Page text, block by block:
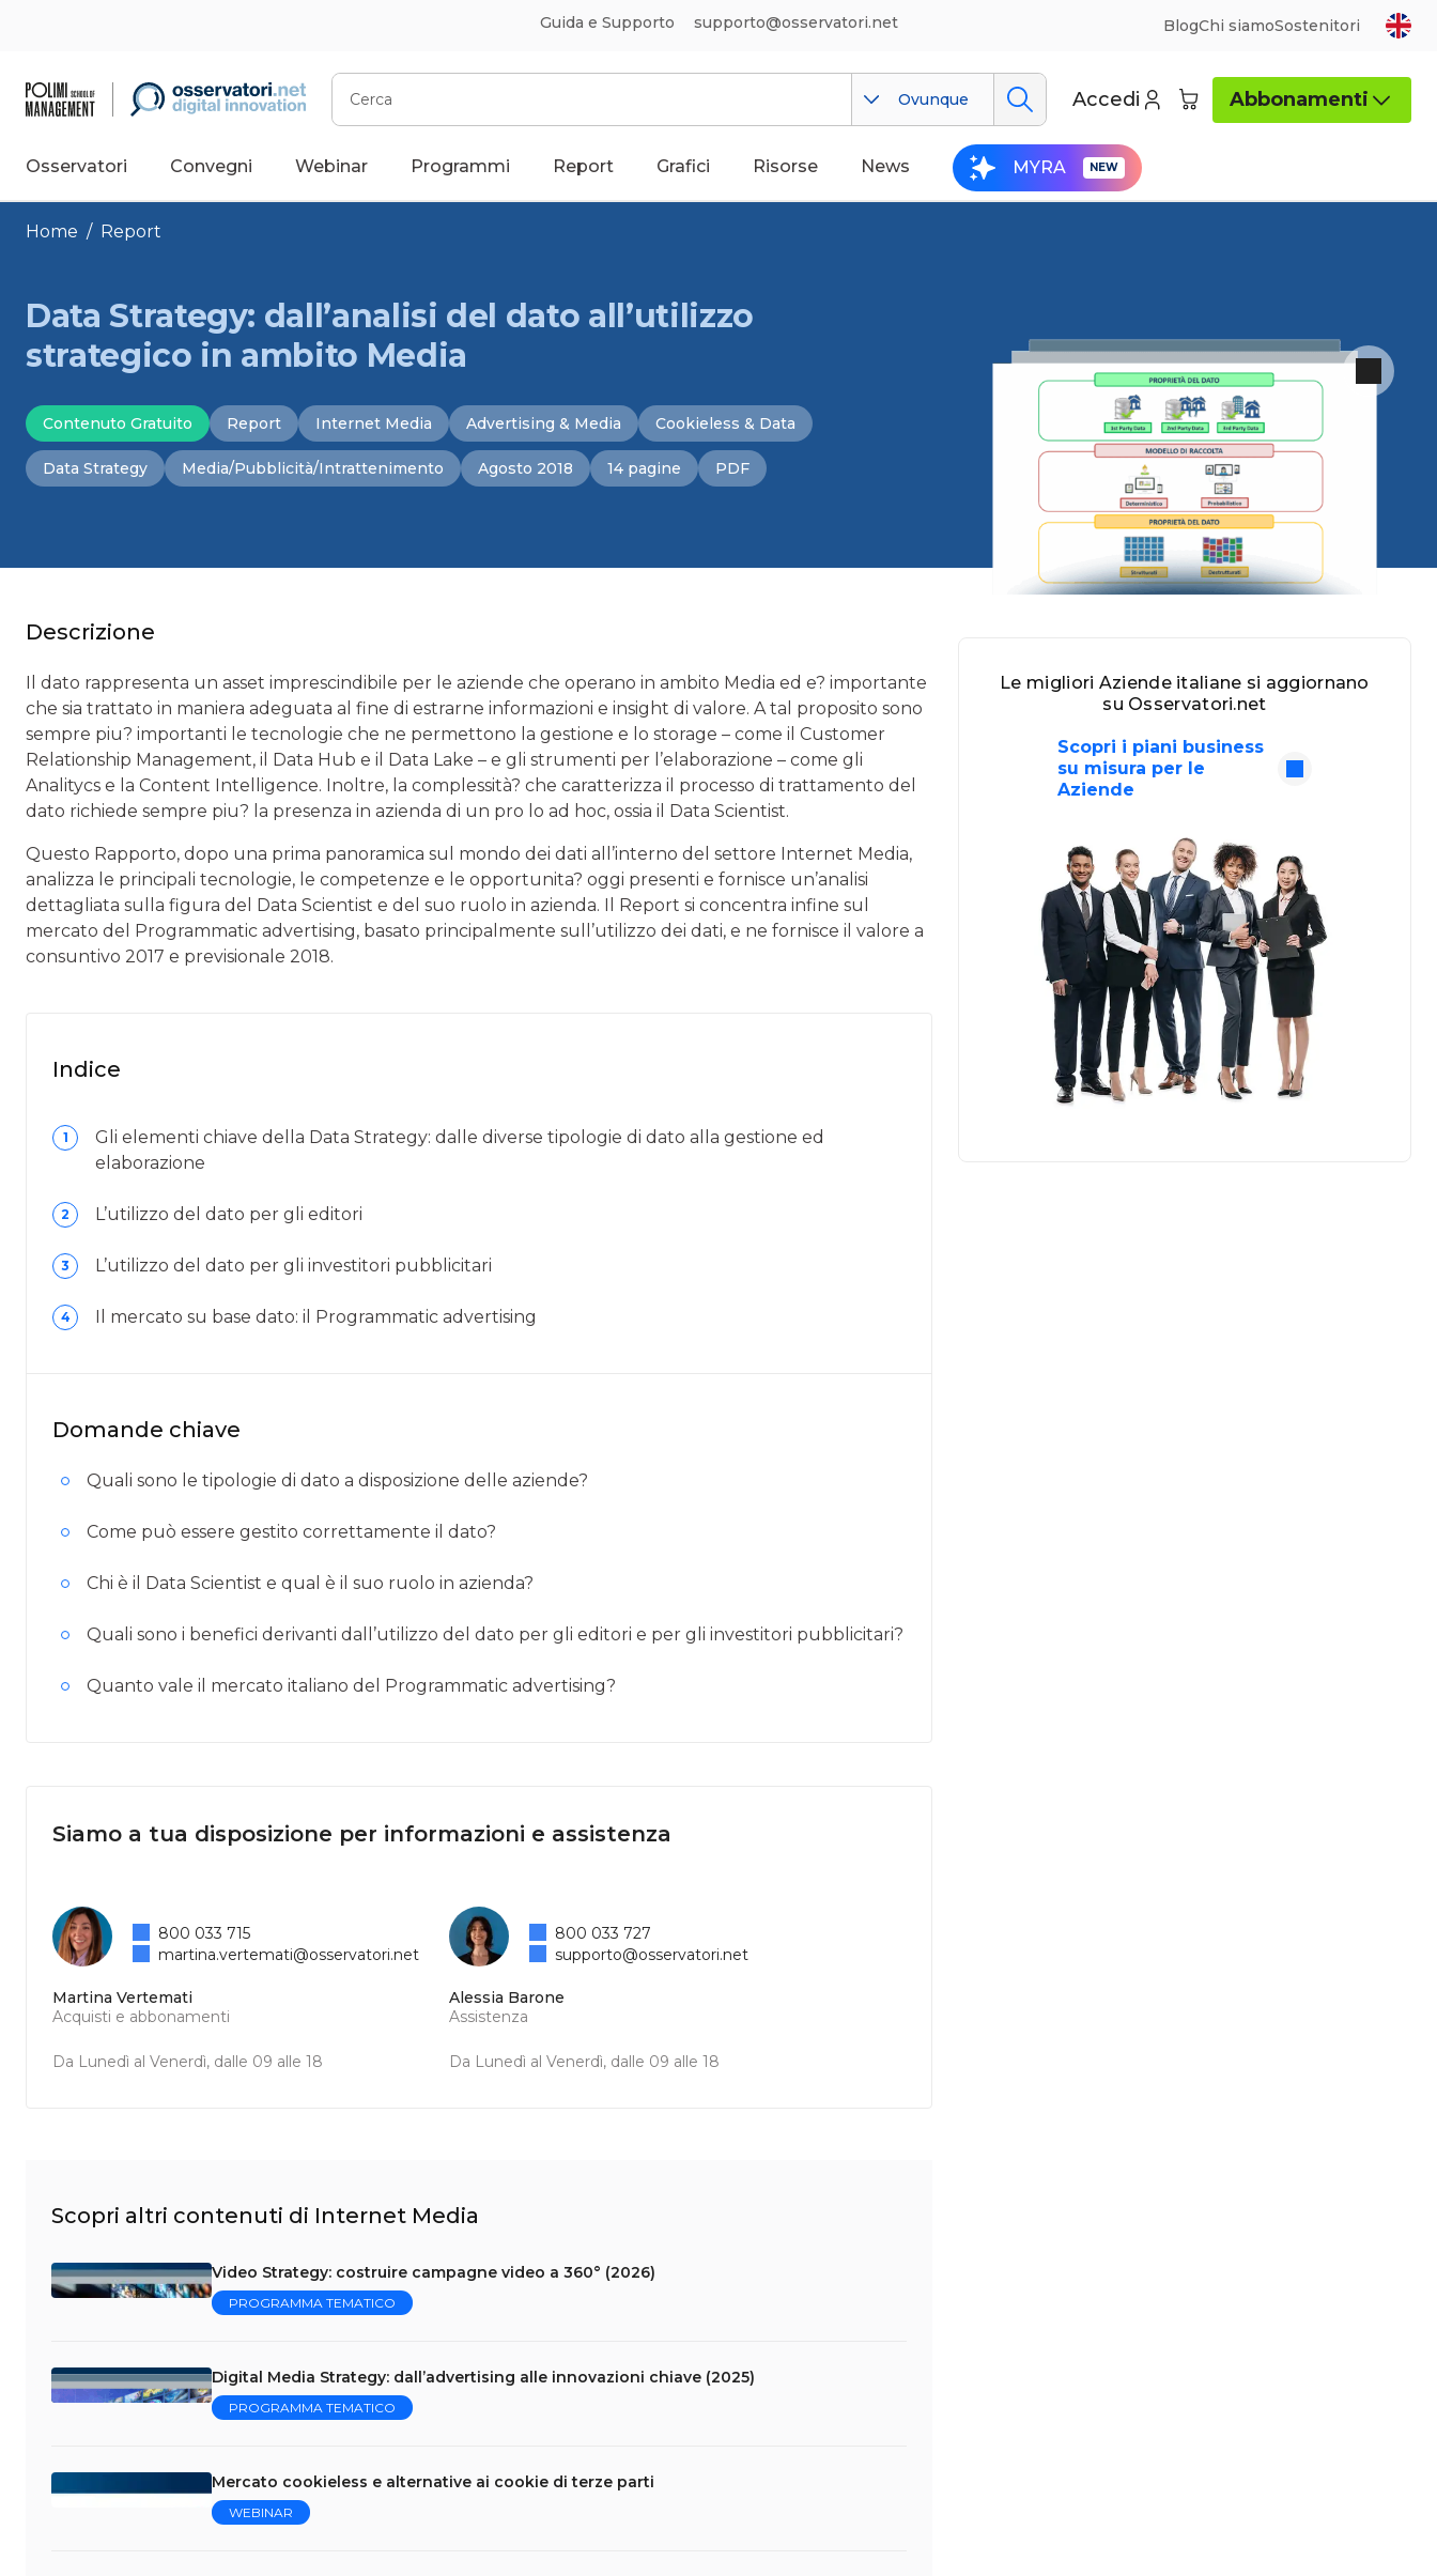
Guida e Supporto supporto@osservatori.net BlogChi siamoSostenitori
Cerca
Ovunque Accedi Abbonamenti
Osservatori Convegni Webinar Programmi Report Grafici Risorse News MYRA
Home / Report
Data Strategy: dall’analisi del dato all’utilizzo
strategico in ambito Media
Contenuto Gratuito Report Internet Media Advertising & Media Cookieless & Data
Data Strategy Media/Pubblicità/Intrattenimento Agosto 2018 14 pagine PDF
Descrizione
Il dato rappresenta un asset imprescindibile per le aziende che operano in ambito Media ed e? importante
che sia trattato in maniera adeguata al fine di estrarne informazioni e insight di valore. A tal proposito sono
sempre piu? importanti le tecnologie che ne permettono la gestione e lo storage – come il Customer
Relationship Management, il Data Hub e il Data Lake – e gli strumenti per l’elaborazione – come gli
Analitycs e la Content Intelligence. Inoltre, la complessità? che caratterizza il processo di trattamento del
dato richiede sempre piu? la presenza in azienda di un pro lo ad hoc, ossia il Data Scientist.
Questo Rapporto, dopo una prima panoramica sul mondo dei dati all’interno del settore Internet Media,
analizza le principali tecnologie, le competenze e le opportunita? oggi presenti e fornisce un’analisi
dettagliata sulla figura del Data Scientist e del suo ruolo in azienda. Il Report si concentra infine sul
mercato del Programmatic advertising, basato principalmente sull’utilizzo dei dati, e ne fornisce il valore a
consuntivo 2017 e previsionale 2018.
Indice
1
Gli elementi chiave della Data Strategy: dalle diverse tipologie di dato alla gestione ed
elaborazione
2 L’utilizzo del dato per gli editori
3 L’utilizzo del dato per gli investitori pubblicitari
4 Il mercato su base dato: il Programmatic advertising
Domande chiave
Quali sono le tipologie di dato a disposizione delle aziende?
Come può essere gestito correttamente il dato?
Chi è il Data Scientist e qual è il suo ruolo in azienda?
Quali sono i benefici derivanti dall’utilizzo del dato per gli editori e per gli investitori pubblicitari?
Quanto vale il mercato italiano del Programmatic advertising?
Siamo a tua disposizione per informazioni e assistenza
Martina Vertemati
Acquisti e abbonamenti
Da Lunedì al Venerdì, dalle 09 alle 18
800 033 715
martina.vertemati@osservatori.net
Alessia Barone
Assistenza
Da Lunedì al Venerdì, dalle 09 alle 18
800 033 727
supporto@osservatori.net
Scopri altri contenuti di Internet Media
Video Strategy: costruire campagne video a 360° (2026)
PROGRAMMA TEMATICO
Digital Media Strategy: dall’advertising alle innovazioni chiave (2025)
PROGRAMMA TEMATICO
Mercato cookieless e alternative ai cookie di terze parti
WEBINAR
Le migliori Aziende italiane si aggiornano
su Osservatori.net
Scopri i piani business
su misura per le
Aziende